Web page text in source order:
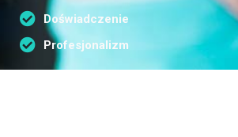
Doświadczenie
Profesjonalizm